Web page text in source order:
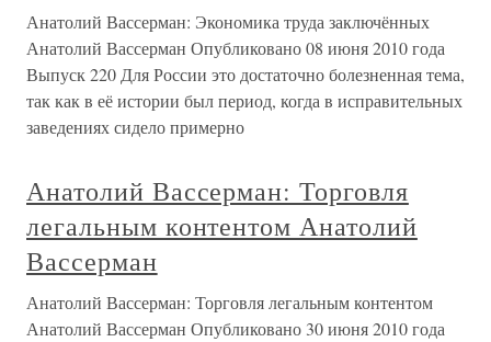
Анатолий Вассерман: Экономика труда заключённых
Анатолий Вассерман Опубликовано 08 июня 2010 года
Выпуск 220 Для России это достаточно болезненная тема,
так как в её истории был период, когда в исправительных
заведениях сидело примерно
Анатолий Вассерман: Торговля
легальным контентом Анатолий
Вассерман
Анатолий Вассерман: Торговля легальным контентом
Анатолий Вассерман Опубликовано 30 июня 2010 года